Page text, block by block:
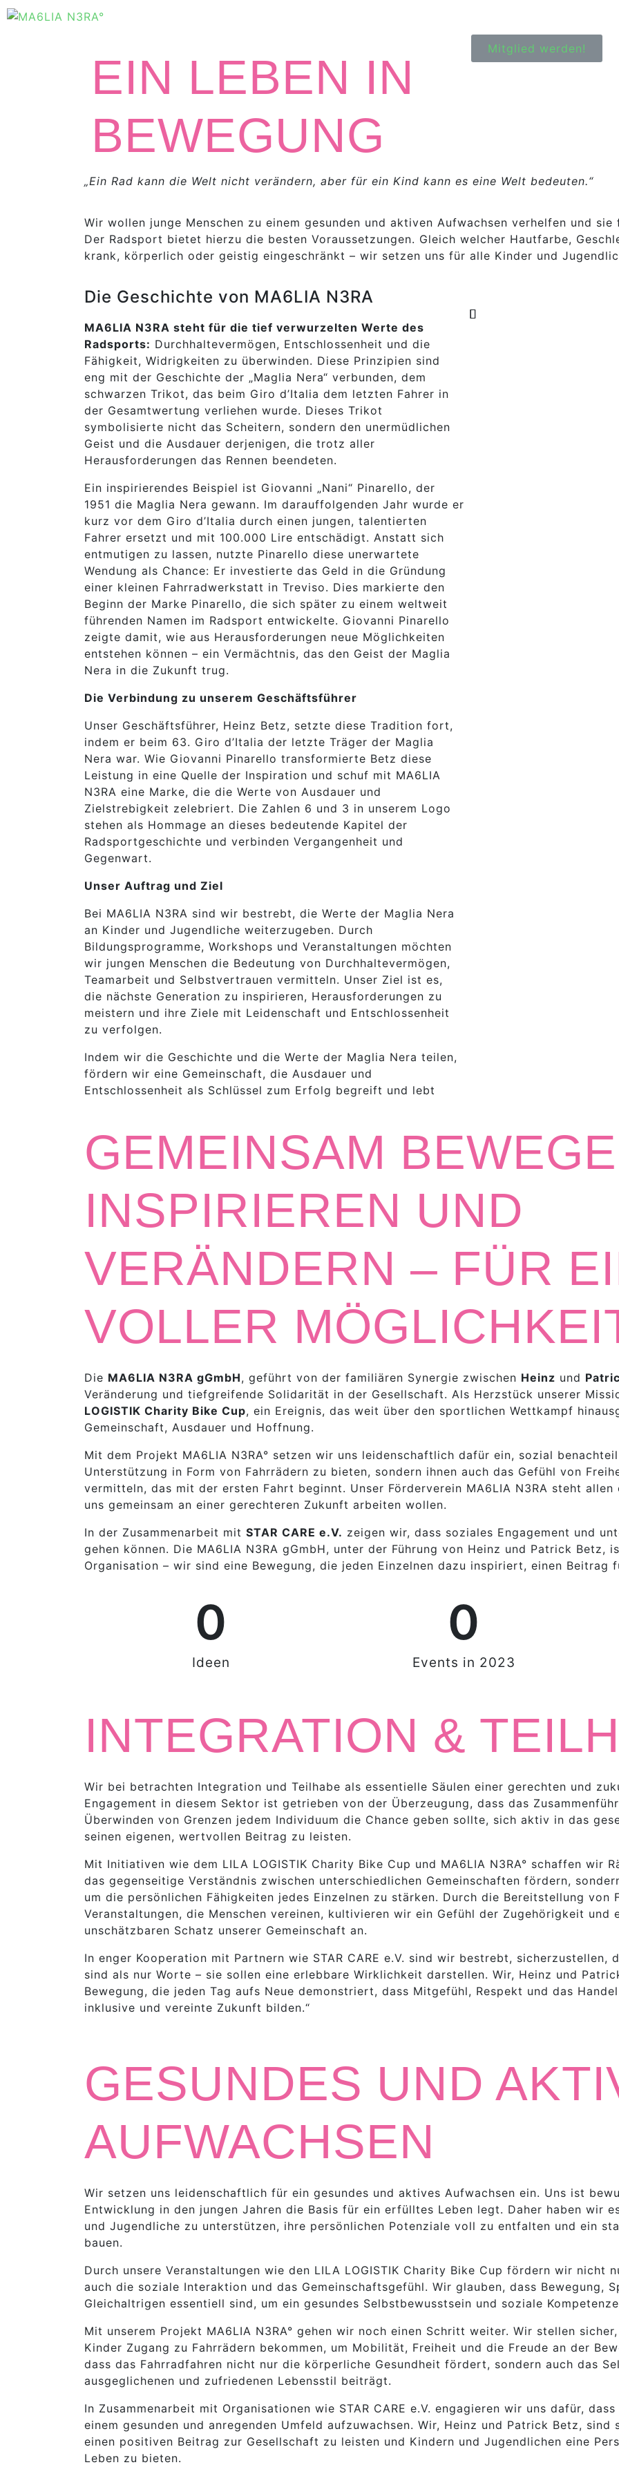
Mitglied werden!
EIN LEBEN IN
BEWEGUNG
„Ein Rad kann die Welt nicht verändern, aber für ein Kind kann es eine Welt bedeuten.“
Wir wollen junge Menschen zu einem gesunden und aktiven Aufwachsen verhelfen und
Der Radsport bietet hierzu die besten Voraussetzungen. Gleich welcher Hautfarbe,
krank, körperlich oder geistig eingeschränkt – wir setzen uns für alle Kinder und
Die Geschichte von MA6LIA N3RA
MA6LIA N3RA steht für die tief verwurzelten Werte des
Radsports: Durchhaltevermögen, Entschlossenheit und die
Fähigkeit, Widrigkeiten zu überwinden. Diese Prinzipien sind
eng mit der Geschichte der „Maglia Nera“ verbunden, dem
schwarzen Trikot, das beim Giro d’Italia dem letzten Fahrer in
der Gesamtwertung verliehen wurde. Dieses Trikot
symbolisierte nicht das Scheitern, sondern den unermüdlichen
Geist und die Ausdauer derjenigen, die trotz aller
Herausforderungen das Rennen beendeten.
Ein inspirierendes Beispiel ist Giovanni „Nani“ Pinarello, der
1951 die Maglia Nera gewann. Im darauffolgenden Jahr wurde er
kurz vor dem Giro d’Italia durch einen jungen, talentierten
Fahrer ersetzt und mit 100.000 Lire entschädigt. Anstatt sich
entmutigen zu lassen, nutzte Pinarello diese unerwartete
Wendung als Chance: Er investierte das Geld in die Gründung
einer kleinen Fahrradwerkstatt in Treviso. Dies markierte den
Beginn der Marke Pinarello, die sich später zu einem weltweit
führenden Namen im Radsport entwickelte. Giovanni Pinarello
zeigte damit, wie aus Herausforderungen neue Möglichkeiten
entstehen können – ein Vermächtnis, das den Geist der Maglia
Nera in die Zukunft trug.
Die Verbindung zu unserem Geschäftsführer
Unser Geschäftsführer, Heinz Betz, setzte diese Tradition fort,
indem er beim 63. Giro d’Italia der letzte Träger der Maglia
Nera war. Wie Giovanni Pinarello transformierte Betz diese
Leistung in eine Quelle der Inspiration und schuf mit MA6LIA
N3RA eine Marke, die die Werte von Ausdauer und
Zielstrebigkeit zelebriert. Die Zahlen 6 und 3 in unserem Logo
stehen als Hommage an dieses bedeutende Kapitel der
Radsportgeschichte und verbinden Vergangenheit und
Gegenwart.
Unser Auftrag und Ziel
Bei MA6LIA N3RA sind wir bestrebt, die Werte der Maglia Nera
an Kinder und Jugendliche weiterzugeben. Durch
Bildungsprogramme, Workshops und Veranstaltungen möchten
wir jungen Menschen die Bedeutung von Durchhaltevermögen,
Teamarbeit und Selbstvertrauen vermitteln. Unser Ziel ist es,
die nächste Generation zu inspirieren, Herausforderungen zu
meistern und ihre Ziele mit Leidenschaft und Entschlossenheit
zu verfolgen.
Indem wir die Geschichte und die Werte der Maglia Nera teilen,
fördern wir eine Gemeinschaft, die Ausdauer und
Entschlossenheit als Schlüssel zum Erfolg begreift und lebt
GEMEINSAM
INSPIRIEREN UND
VERÄNDERN – FÜR
VOLLER
Die MA6LIA N3RA gGmbH, geführt von der familiären Synergie zwischen Heinz und
Veränderung und tiefgreifende Solidarität in der Gesellschaft. Als Herzstück unserer
LOGISTIK Charity Bike Cup, ein Ereignis, das weit über den sportlichen Wettkampf
Gemeinschaft, Ausdauer und Hoffnung.
Mit dem Projekt MA6LIA N3RA° setzen wir uns leidenschaftlich dafür ein, sozial
Unterstützung in Form von Fahrrädern zu bieten, sondern ihnen auch das Gefühl von
vermitteln, das mit der ersten Fahrt beginnt. Unser Förderverein MA6LIA N3RA steht
uns gemeinsam an einer gerechteren Zukunft arbeiten wollen.
In der Zusammenarbeit mit STAR CARE e.V. zeigen wir, dass soziales Engagement und
gehen können. Die MA6LIA N3RA gGmbH, unter der Führung von Heinz und Patrick Betz,
Organisation – wir sind eine Bewegung, die jeden Einzelnen dazu inspiriert, einen Beitrag
Ideen
0
Events in 2023
0
INTEGRATION &
Wir bei betrachten Integration und Teilhabe als essentielle Säulen einer gerechten und
Engagement in diesem Sektor ist getrieben von der Überzeugung, dass das
Überwinden von Grenzen jedem Individuum die Chance geben sollte, sich aktiv in das
seinen eigenen, wertvollen Beitrag zu leisten.
Mit Initiativen wie dem LILA LOGISTIK Charity Bike Cup und MA6LIA N3RA° schaffen wir
das gegenseitige Verständnis zwischen unterschiedlichen Gemeinschaften fördern,
um die persönlichen Fähigkeiten jedes Einzelnen zu stärken. Durch die Bereitstellung von
Veranstaltungen, die Menschen vereinen, kultivieren wir ein Gefühl der Zugehörigkeit und
unschätzbaren Schatz unserer Gemeinschaft an.
In enger Kooperation mit Partnern wie STAR CARE e.V. sind wir bestrebt, sicherzustellen,
sind als nur Worte – sie sollen eine erlebbare Wirklichkeit darstellen. Wir, Heinz und
Bewegung, die jeden Tag aufs Neue demonstriert, dass Mitgefühl, Respekt und das
inklusive und vereinte Zukunft bilden.“
GESUNDES UND
AUFWACHSEN
Wir setzen uns leidenschaftlich für ein gesundes und aktives Aufwachsen ein. Uns ist
Entwicklung in den jungen Jahren die Basis für ein erfülltes Leben legt. Daher haben wir
und Jugendliche zu unterstützen, ihre persönlichen Potenziale voll zu entfalten und ein
bauen.
Durch unsere Veranstaltungen wie den LILA LOGISTIK Charity Bike Cup fördern wir
auch die soziale Interaktion und das Gemeinschaftsgefühl. Wir glauben, dass Bewegung,
Gleichaltrigen essentiell sind, um ein gesundes Selbstbewusstsein und soziale
Mit unserem Projekt MA6LIA N3RA° gehen wir noch einen Schritt weiter. Wir stellen
Kinder Zugang zu Fahrrädern bekommen, um Mobilität, Freiheit und die Freude an der
dass das Fahrradfahren nicht nur die körperliche Gesundheit fördert, sondern auch das
ausgeglichenen und zufriedenen Lebensstil beiträgt.
In Zusammenarbeit mit Organisationen wie STAR CARE e.V. engagieren wir uns dafür,
einem gesunden und anregenden Umfeld aufzuwachsen. Wir, Heinz und Patrick Betz,
einen positiven Beitrag zur Gesellschaft zu leisten und Kindern und Jugendlichen eine
Leben zu bieten.